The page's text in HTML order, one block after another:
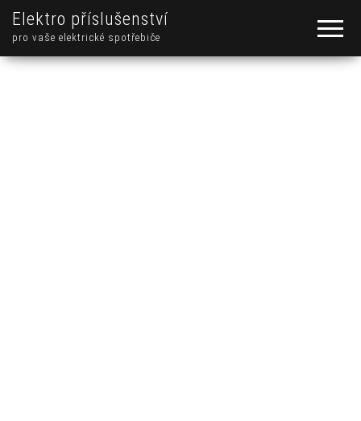
Elektro příslušenství
pro vaše elektrické spotřebiče